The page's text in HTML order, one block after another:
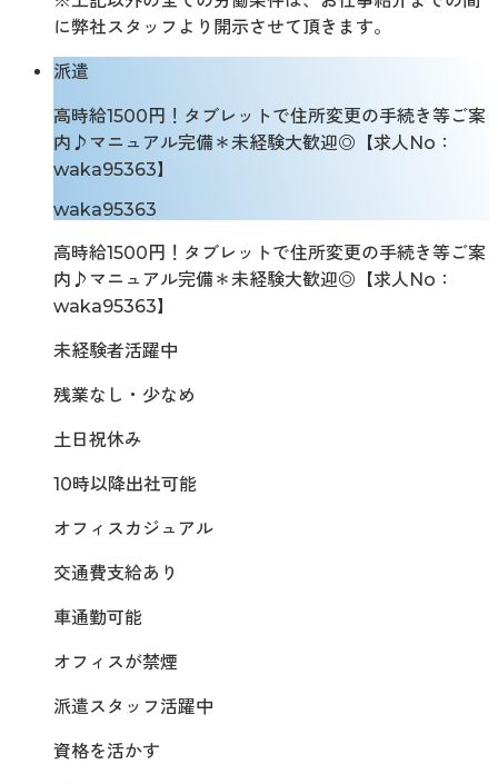
に弊社スタッフより開示させて頂きます。
派遣
高時給1500円！タブレットで住所変更の手続き等ご案
内♪マニュアル完備＊未経験大歓迎◎【求人No：
waka95363】
waka95363
高時給1500円！タブレットで住所変更の手続き等ご案
内♪マニュアル完備＊未経験大歓迎◎【求人No：
waka95363】
未経験者活躍中
残業なし・少なめ
土日祝休み
10時以降出社可能
オフィスカジュアル
交通費支給あり
車通勤可能
オフィスが禁煙
派遣スタッフ活躍中
資格を活かす